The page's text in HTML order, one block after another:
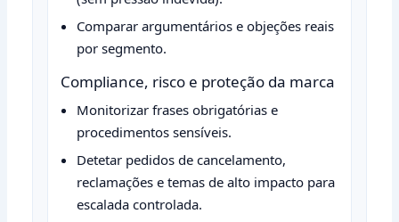
Comparar argumentários e objeções reais
por segmento.
Compliance, risco e proteção da marca
Monitorizar frases obrigatórias e
procedimentos sensíveis.
Detetar pedidos de cancelamento,
reclamações e temas de alto impacto para
escalada controlada.